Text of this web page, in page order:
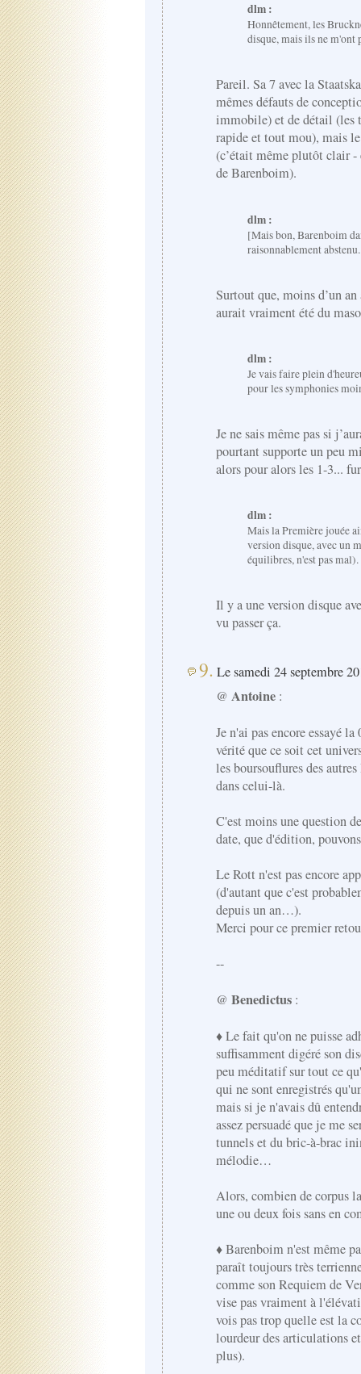
dlm :
Honnêtement, les
disque, mais ils ne
Pareil. Sa 7 avec la
mêmes défauts de
immobile) et de détail (les
rapide et tout mou), mais
(c’était même plutôt clair -
de Barenboim).
dlm :
[Mais bon, Barenboim
raisonnablement
Surtout que, moins d’un
aurait vraiment été du
dlm :
Je vais faire plein
pour les symphonies
Je ne sais même pas si
pourtant supporte un peu
alors pour alors les 1-3...
dlm :
Mais la Première jouée
version disque, avec un
équilibres, n'est pas mal).
Il y a une version disque
vu passer ça.
9. Le samedi 24 septembre
@ Antoine:
Je n'ai pas encore essayé
vérité que ce soit cet
les boursouflures des
dans celui-là.
C'est moins une question
date, que d'édition,
Le Rott n'est pas encore
(d'autant que c'est
depuis un an…).
Merci pour ce premier
--
@ Benedictus :
♦ Le fait qu'on ne puisse
suffisamment digéré son
peu méditatif sur tout ce
qui ne sont enregistrés
mais si je n'avais dû
assez persuadé que je me
tunnels et du bric-à-brac
mélodie…
Alors, combien de corpus
une ou deux fois sans en
♦ Barenboim n'est même
paraît toujours très
comme son Requiem de
vise pas vraiment à
vois pas trop quelle est la
lourdeur des articulations
plus).